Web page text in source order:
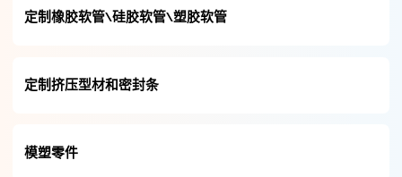
定制橡胶软管\硅胶软管\塑胶软管
定制挤压型材和密封条
模塑零件